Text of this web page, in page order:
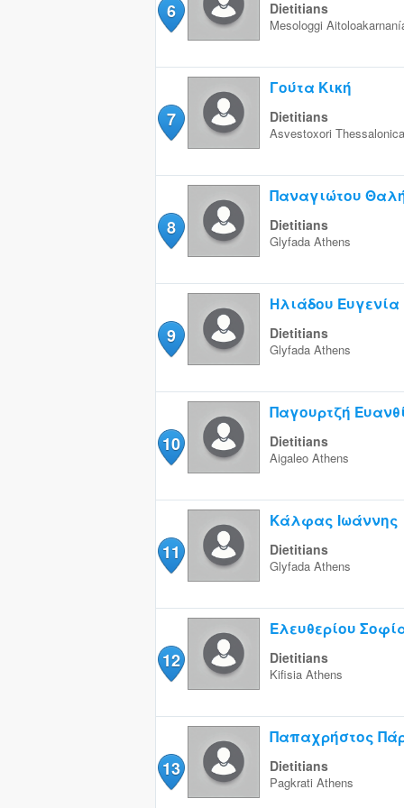
6 Dietitians
Mesologgi
7
Γούτα Κική
Dietitians
Asvestoxori Thessalonica
8
Παναγιώτου
Dietitians
Glyfada Athens
9
Ηλιάδου Ευγενία
Dietitians
Glyfada Athens
10
Παγουρτζή
Dietitians
Aigaleo Athens
11
Κάλφας Ιωάννης
Dietitians
Glyfada Athens
12
Ελευθερίου
Dietitians
Kifisia Athens
13
Παπαχρήστος
Dietitians
Pagkrati Athens